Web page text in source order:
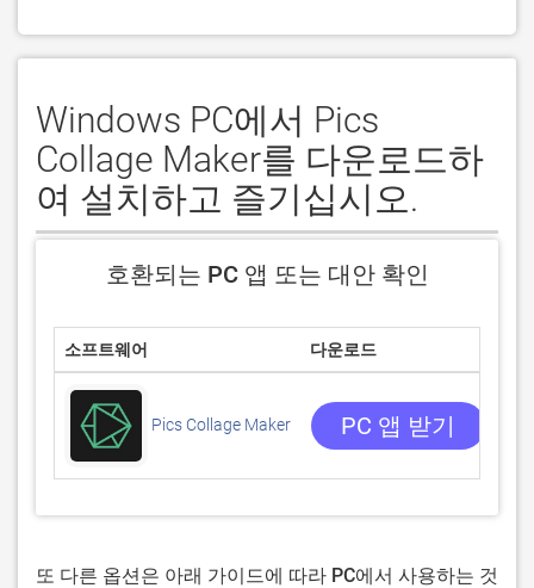
Windows PC에서 Pics
Collage Maker를 다운로드하
여 설치하고 즐기십시오.
호환되는 PC 앱 또는 대안 확인
소프트웨어 다운로드
Pics Collage Maker PC 앱 받기
또 다른 옵션은 아래 가이드에 따라 PC에서 사용하는 것